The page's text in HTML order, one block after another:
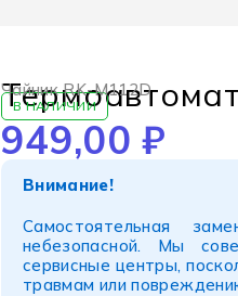
Чайник RK-M112D
В НАЛИЧИИ
949,00₽
Внимание!
Самостоятельная
небезопасной. Мы
сервисные центры,
травмам или